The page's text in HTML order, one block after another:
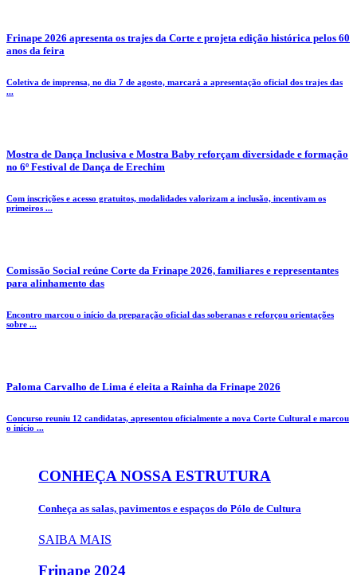
Frinape 2026 apresenta os trajes da Corte e projeta edição histórica pelos 60
anos da feira
Coletiva de imprensa, no dia 7 de agosto, marcará a apresentação oficial dos trajes das
...
Mostra de Dança Inclusiva e Mostra Baby reforçam diversidade e formação
no 6º Festival de Dança de Erechim
Com inscrições e acesso gratuitos, modalidades valorizam a inclusão, incentivam os
primeiros ...
Comissão Social reúne Corte da Frinape 2026, familiares e representantes
para alinhamento das
Encontro marcou o início da preparação oficial das soberanas e reforçou orientações
sobre ...
Paloma Carvalho de Lima é eleita a Rainha da Frinape 2026
Concurso reuniu 12 candidatas, apresentou oficialmente a nova Corte Cultural e marcou
o início ...
CONHEÇA NOSSA ESTRUTURA
Conheça as salas, pavimentos e espaços do Pólo de Cultura
SAIBA MAIS
Frinape 2024